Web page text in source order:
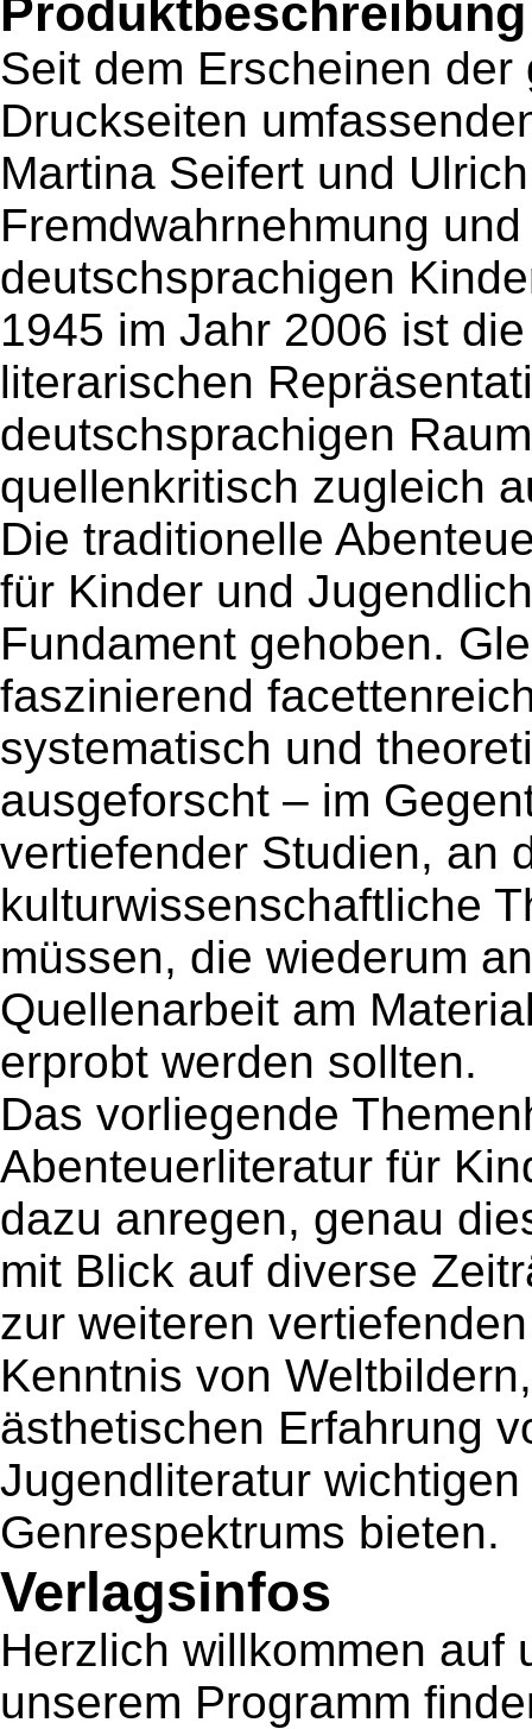
Produktbeschreibung
Seit dem Erscheinen
Druckseiten
Martina Seifert und
Fremdwahrnehmung
deutschsprachigen
1945 im Jahr 2006 ist
literarischen
deutschsprachigen
quellenkritisch zugleich
Die traditionelle
für Kinder und
Fundament gehoben.
faszinierend
systematisch und
ausgeforscht – im
vertiefender Studien, an
kulturwissenschaftliche
müssen, die wiederum
Quellenarbeit am
erprobt werden sollten.
Das vorliegende
Abenteuerliteratur für
dazu anregen, genau
mit Blick auf diverse
zur weiteren
Kenntnis von
ästhetischen Erfahrung
Jugendliteratur
Genrespektrums bieten.
Verlagsinfos
Herzlich willkommen auf
unserem Programm